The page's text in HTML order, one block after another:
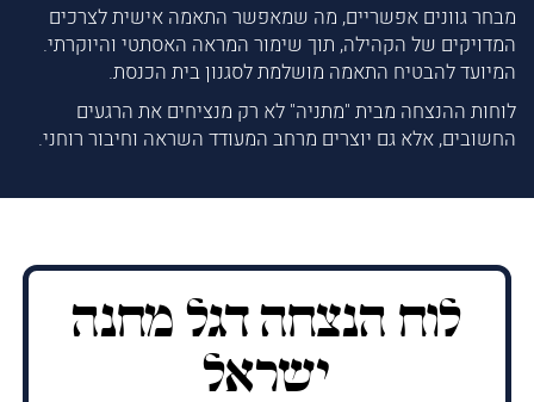
מבחר גוונים אפשריים, מה שמאפשר התאמה אישית לצרכים
המדויקים של הקהילה, תוך שימור המראה האסתטי והיוקרתי.
המיועד להבטיח התאמה מושלמת לסגנון בית הכנסת.
לוחות ההנצחה מבית "מתניה" לא רק מנציחים את הרגעים
החשובים, אלא גם יוצרים מרחב המעודד השראה וחיבור רוחני.
לוח הנצחה דגל מחנה
ישראל